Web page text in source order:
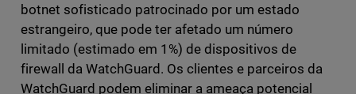
botnet sofisticado patrocinado por um estado
estrangeiro, que pode ter afetado um número
limitado (estimado em 1%) de dispositivos de
firewall da WatchGuard. Os clientes e parceiros da
WatchGuard podem eliminar a ameaça potencial